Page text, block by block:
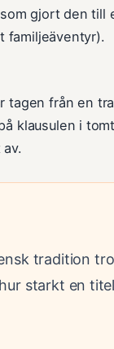
gjort den till
familjeäventyr).
tagen från en
klausulen i
tradition
starkt en